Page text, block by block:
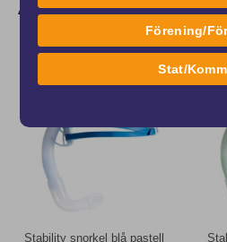
Andra produkter från samma
Stability snorkel blå pastell
Förening/
Stat/